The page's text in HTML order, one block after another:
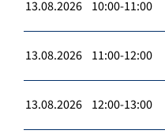
13.08.2026 10:00-11:00
13.08.2026 11:00-12:00
13.08.2026 12:00-13:00